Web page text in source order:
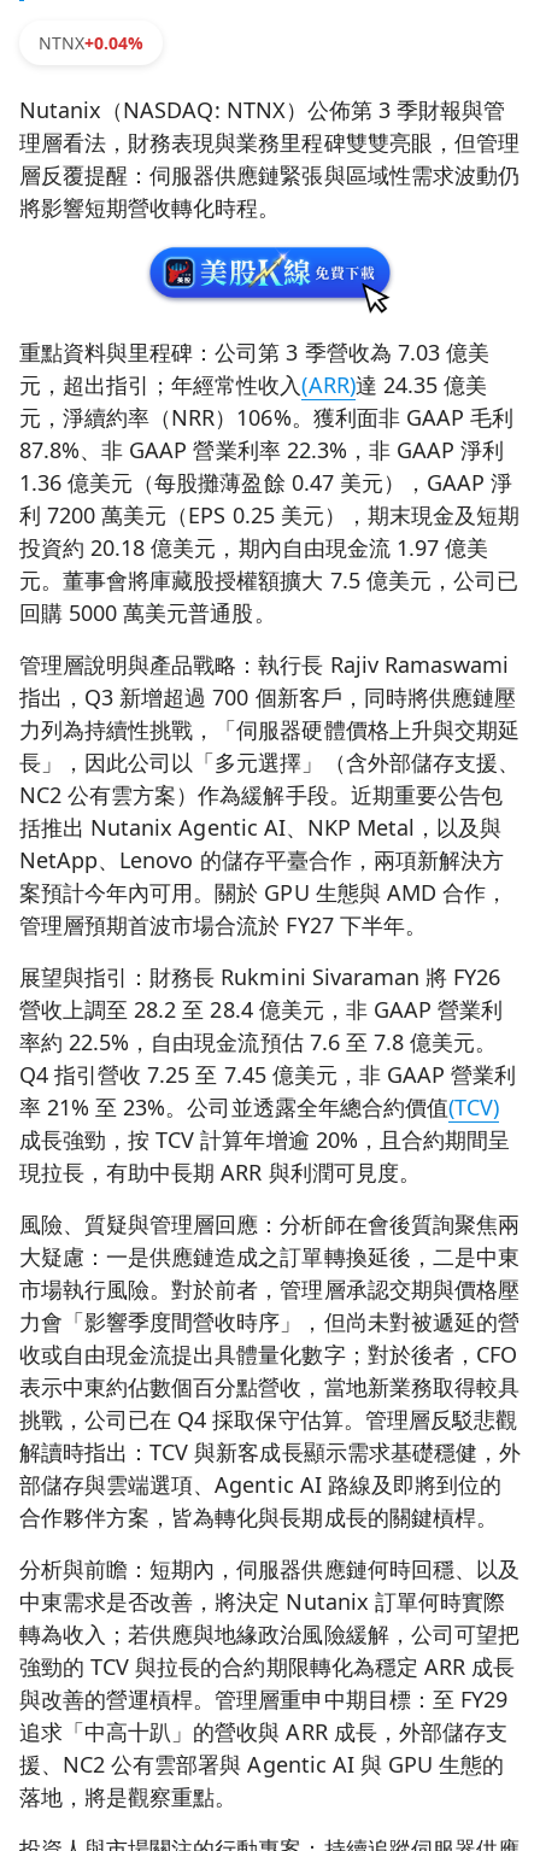
NTNX+0.04%
Nutanix（NASDAQ: NTNX）公佈第 3 季財報與管
理層看法，財務表現與業務里程碑雙雙亮眼，但管理
層反覆提醒：伺服器供應鏈緊張與區域性需求波動仍
將影響短期營收轉化時程。
重點資料與里程碑：公司第 3 季營收為 7.03 億美
元，超出指引；年經常性收入(ARR)達 24.35 億美
元，淨續約率（NRR）106%。獲利面非 GAAP 毛利
87.8%、非 GAAP 營業利率 22.3%，非 GAAP 淨利
1.36 億美元（每股攤薄盈餘 0.47 美元），GAAP 淨
利 7200 萬美元（EPS 0.25 美元），期末現金及短期
投資約 20.18 億美元，期內自由現金流 1.97 億美
元。董事會將庫藏股授權額擴大 7.5 億美元，公司已
回購 5000 萬美元普通股。
管理層說明與產品戰略：執行長 Rajiv Ramaswami
指出，Q3 新增超過 700 個新客戶，同時將供應鏈壓
力列為持續性挑戰，「伺服器硬體價格上升與交期延
長」，因此公司以「多元選擇」（含外部儲存支援、
NC2 公有雲方案）作為緩解手段。近期重要公告包
括推出 Nutanix Agentic AI、NKP Metal，以及與
NetApp、Lenovo 的儲存平臺合作，兩項新解決方
案預計今年內可用。關於 GPU 生態與 AMD 合作，
管理層預期首波市場合流於 FY27 下半年。
展望與指引：財務長 Rukmini Sivaraman 將 FY26
營收上調至 28.2 至 28.4 億美元，非 GAAP 營業利
率約 22.5%，自由現金流預估 7.6 至 7.8 億美元。
Q4 指引營收 7.25 至 7.45 億美元，非 GAAP 營業利
率 21% 至 23%。公司並透露全年總合約價值(TCV)
成長強勁，按 TCV 計算年增逾 20%，且合約期間呈
現拉長，有助中長期 ARR 與利潤可見度。
風險、質疑與管理層回應：分析師在會後質詢聚焦兩
大疑慮：一是供應鏈造成之訂單轉換延後，二是中東
市場執行風險。對於前者，管理層承認交期與價格壓
力會「影響季度間營收時序」，但尚未對被遞延的營
收或自由現金流提出具體量化數字；對於後者，CFO
表示中東約佔數個百分點營收，當地新業務取得較具
挑戰，公司已在 Q4 採取保守估算。管理層反駁悲觀
解讀時指出：TCV 與新客成長顯示需求基礎穩健，外
部儲存與雲端選項、Agentic AI 路線及即將到位的
合作夥伴方案，皆為轉化與長期成長的關鍵槓桿。
分析與前瞻：短期內，伺服器供應鏈何時回穩、以及
中東需求是否改善，將決定 Nutanix 訂單何時實際
轉為收入；若供應與地緣政治風險緩解，公司可望把
強勁的 TCV 與拉長的合約期限轉化為穩定 ARR 成長
與改善的營運槓桿。管理層重申中期目標：至 FY29
追求「中高十趴」的營收與 ARR 成長，外部儲存支
援、NC2 公有雲部署與 Agentic AI 與 GPU 生態的
落地，將是觀察重點。